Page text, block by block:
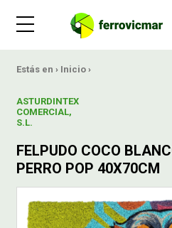
Estás en › Inicio ›
ASTURDINTEX
COMERCIAL,
S.L.
FELPUDO COCO
PERRO POP 40X70CM